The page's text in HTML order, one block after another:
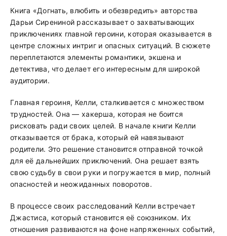
Книга «Догнать, влюбить и обезвредить» авторства
Дарьи Сирениной рассказывает о захватывающих
приключениях главной героини, которая оказывается в
центре сложных интриг и опасных ситуаций. В сюжете
переплетаются элементы романтики, экшена и
детектива, что делает его интересным для широкой
аудитории.
Главная героиня, Келли, сталкивается с множеством
трудностей. Она — хакерша, которая не боится
рисковать ради своих целей. В начале книги Келли
отказывается от брака, который ей навязывают
родители. Это решение становится отправной точкой
для её дальнейших приключений. Она решает взять
свою судьбу в свои руки и погружается в мир, полный
опасностей и неожиданных поворотов.
В процессе своих расследований Келли встречает
Джастиса, который становится её союзником. Их
отношения развиваются на фоне напряженных событий,